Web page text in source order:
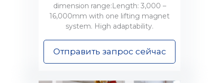
dimension range:Length: 3,000 –
16,000mm with one lifting magnet
system. High adaptability.
Отправить запрос сейчас